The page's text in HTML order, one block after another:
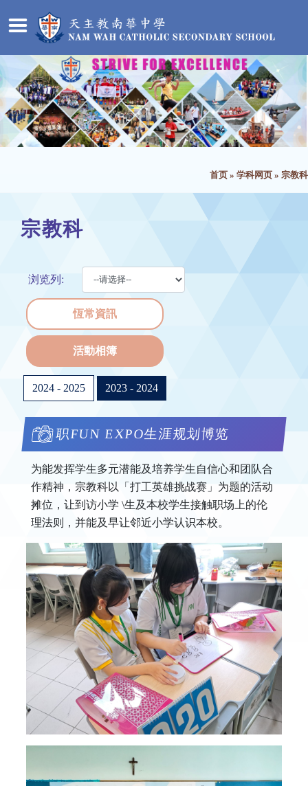
首页 » 学科网页 » 宗教科
宗教科
浏览列:
恆常資訊
活動相簿
2024 - 2025 2023 - 2024
职FUN EXPO生涯规划博览
为能发挥学生多元潜能及培养学生自信心和团队合
作精神，宗教科以「打工英雄挑战赛」为题的活动
摊位，让到访小学 \生及本校学生接触职场上的伦
理法则，并能及早让邻近小学认识本校。